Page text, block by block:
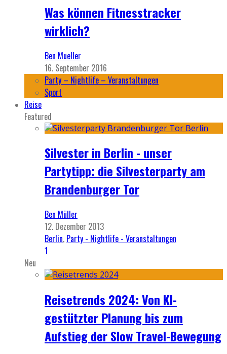
Was können Fitnesstracker
wirklich?
Ben Mueller
16. September 2016
Party – Nightlife – Veranstaltungen
Sport
Reise
Featured
Silvester in Berlin - unser
Partytipp: die Silvesterparty am
Brandenburger Tor
Ben Müller
12. Dezember 2013
Berlin, Party - Nightlife - Veranstaltungen
1
Neu
Reisetrends 2024: Von KI-
gestützter Planung bis zum
Aufstieg der Slow Travel-Bewegung